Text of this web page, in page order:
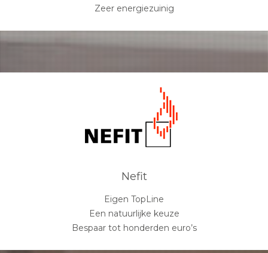
Zeer energiezuinig
Nefit
Eigen TopLine
Een natuurlijke keuze
Bespaar tot honderden euro’s